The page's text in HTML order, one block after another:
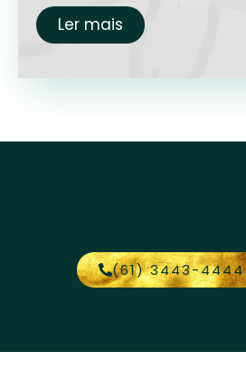
Ler mais
(61) 3443-4444